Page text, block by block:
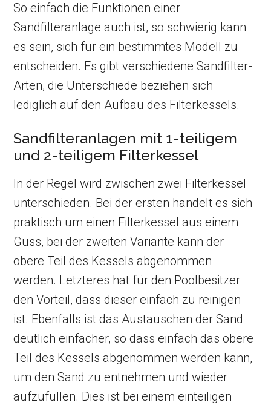
So einfach die Funktionen einer
Sandfilteranlage auch ist, so schwierig kann
es sein, sich für ein bestimmtes Modell zu
entscheiden. Es gibt verschiedene Sandfilter-
Arten, die Unterschiede beziehen sich
lediglich auf den Aufbau des Filterkessels.
Sandfilteranlagen mit 1-teiligem
und 2-teiligem Filterkessel
In der Regel wird zwischen zwei Filterkessel
unterschieden. Bei der ersten handelt es sich
praktisch um einen Filterkessel aus einem
Guss, bei der zweiten Variante kann der
obere Teil des Kessels abgenommen
werden. Letzteres hat für den Poolbesitzer
den Vorteil, dass dieser einfach zu reinigen
ist. Ebenfalls ist das Austauschen der Sand
deutlich einfacher, so dass einfach das obere
Teil des Kessels abgenommen werden kann,
um den Sand zu entnehmen und wieder
aufzufüllen. Dies ist bei einem einteiligen